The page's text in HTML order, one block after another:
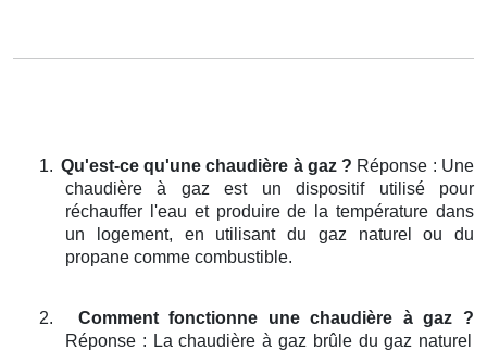
1. Qu'est-ce qu'une chaudière à gaz ? Réponse : Une
chaudière à gaz est un dispositif utilisé pour
réchauffer l'eau et produire de la température dans
un logement, en utilisant du gaz naturel ou du
propane comme combustible.
2.
Comment fonctionne une chaudière à gaz ?
Réponse : La chaudière à gaz brûle du gaz naturel